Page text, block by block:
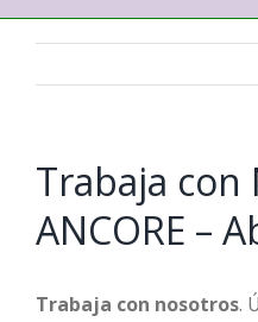
Trabaja
ANCORE –
Trabaja con nosotros.